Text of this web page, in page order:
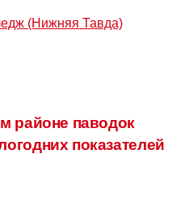
(Нижняя Тавда)
районе паводок
показателей